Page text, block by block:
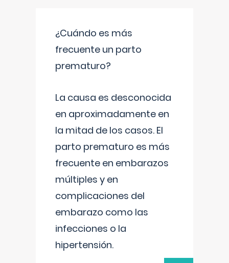
¿Cuándo es más
frecuente un parto
prematuro?
La causa es desconocida
en aproximadamente en
la mitad de los casos. El
parto prematuro es más
frecuente en embarazos
múltiples y en
complicaciones del
embarazo como las
infecciones o la
hipertensión.